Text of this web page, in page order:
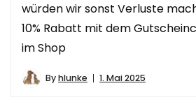
würden wir sonst Verluste
10% Rabatt mit dem
im Shop
Byhlunke 1. Mai 2025